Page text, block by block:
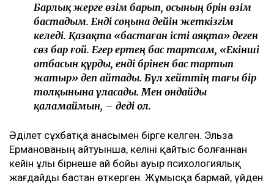
Барлық жерге өзім барып, осының бәрін өзім
бастадым. Енді соңына дейін жеткізгім
келеді. Қазақта «бастаған істі аяқта» деген
сөз бар ғой. Егер ертең бас тартсам, «Екінші
отбасын құрды, енді бәрінен бас тартып
жатыр» деп айтады. Бұл хейттің тағы бір
толқынына ұласады. Мен ондайды
қаламаймын, – деді ол.
Әділет сұхбатқа анасымен бірге келген. Эльза
Ерманованың айтуынша, келіні қайтыс болғаннан
кейін ұлы бірнеше ай бойы ауыр психологиялық
жағдайды бастан өткерген. Жұмысқа бармай, үйден